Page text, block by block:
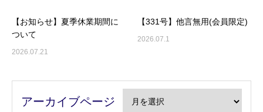
【お知らせ】夏季休業期間に
ついて
2026.07.21
【331号】他言無用(会員限定)
2026.07.1
アーカイブページ